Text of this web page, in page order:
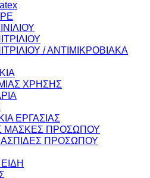
/ ΑΝΤΙΜΙΚΡΟΒΙΑΚΑ
ΧΡΗΣΗΣ
ΕΡΓΑΣΙΑΣ
ΜΑΣΚΕΣ ΠΡΟΣΩΠΟΥ
ΠΡΟΣΩΠΟΥ